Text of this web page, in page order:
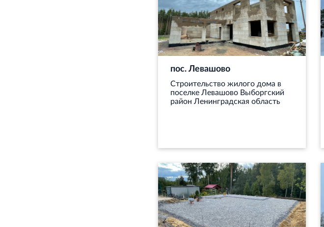
пос. Левашово
Строительство жилого дома в
поселке Левашово Выборгский
район Ленинградская область